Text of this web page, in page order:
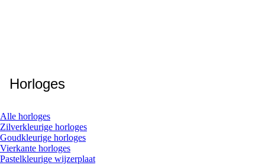
Horloges
Alle horloges
Zilverkleurige horloges
Goudkleurige horloges
Vierkante horloges
Pastelkleurige wijzerplaat